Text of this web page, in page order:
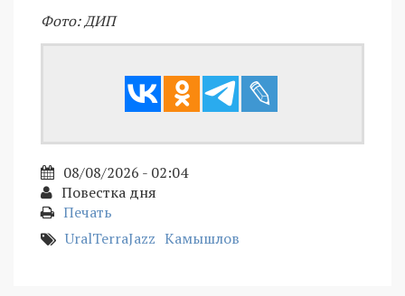
Фото: ДИП
08/08/2026 - 02:04
Повестка дня
Печать
UralTerraJazz Камышлов